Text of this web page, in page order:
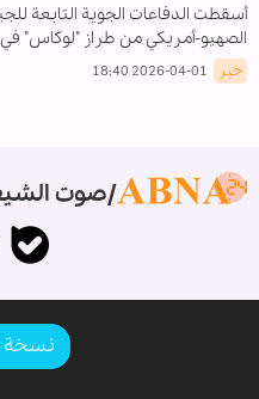
أسقطت الدفاعات الجوية التابعة
الصهيو-أمريكي من طراز "لوكاس" في
خبر 2026-04-01 18:40
صوت
نسخة